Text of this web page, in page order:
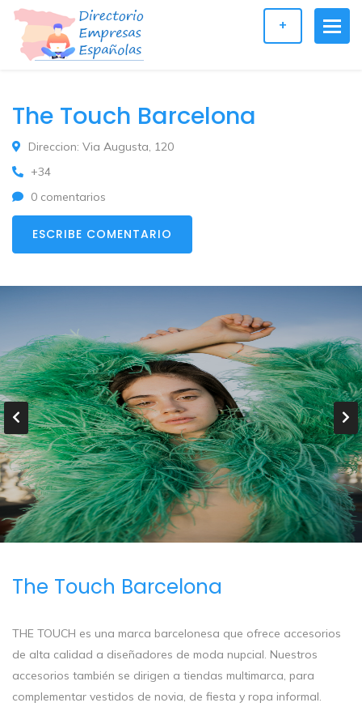
+
The Touch Barcelona
Direccion: Via Augusta, 120
+34
0 comentarios
ESCRIBE COMENTARIO
The Touch Barcelona
THE TOUCH es una marca barcelonesa que ofrece accesorios
de alta calidad a diseñadores de moda nupcial. Nuestros
accesorios también se dirigen a tiendas multimarca, para
complementar vestidos de novia, de fiesta y ropa informal.